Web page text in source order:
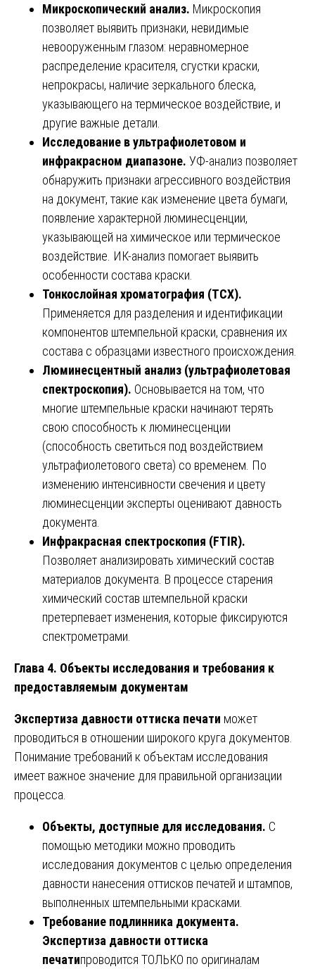
Микроскопический анализ. Микроскопия
позволяет выявить признаки, невидимые
невооруженным глазом: неравномерное
распределение красителя, сгустки краски,
непрокрасы, наличие зеркального блеска,
указывающего на термическое воздействие, и
другие важные детали.
Исследование в ультрафиолетовом и
инфракрасном диапазоне. УФ-анализ позволяет
обнаружить признаки агрессивного воздействия
на документ, такие как изменение цвета бумаги,
появление характерной люминесценции,
указывающей на химическое или термическое
воздействие. ИК-анализ помогает выявить
особенности состава краски.
Тонкослойная хроматография (ТСХ).
Применяется для разделения и идентификации
компонентов штемпельной краски, сравнения их
состава с образцами известного происхождения.
Люминесцентный анализ (ультрафиолетовая
спектроскопия). Основывается на том, что
многие штемпельные краски начинают терять
свою способность к люминесценции
(способность светиться под воздействием
ультрафиолетового света) со временем. По
изменению интенсивности свечения и цвету
люминесценции эксперты оценивают давность
документа.
Инфракрасная спектроскопия (FTIR).
Позволяет анализировать химический состав
материалов документа. В процессе старения
химический состав штемпельной краски
претерпевает изменения, которые фиксируются
спектрометрами.
Глава 4. Объекты исследования и требования к
предоставляемым документам
Экспертиза давности оттиска печати может
проводиться в отношении широкого круга документов.
Понимание требований к объектам исследования
имеет важное значение для правильной организации
процесса.
Объекты, доступные для исследования. С
помощью методики можно проводить
исследования документов с целью определения
давности нанесения оттисков печатей и штампов,
выполненных штемпельными красками.
Требование подлинника документа.
Экспертиза давности оттиска
печатипроводится ТОЛЬКО по оригиналам